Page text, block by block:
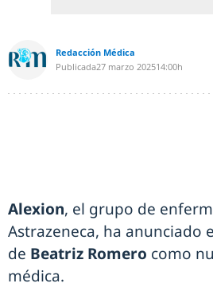
Redacción Médica
Publicada27 marzo 202514:00h
Alexion, el grupo de
Astrazeneca, ha anunciado
de Beatriz Romero como
médica.